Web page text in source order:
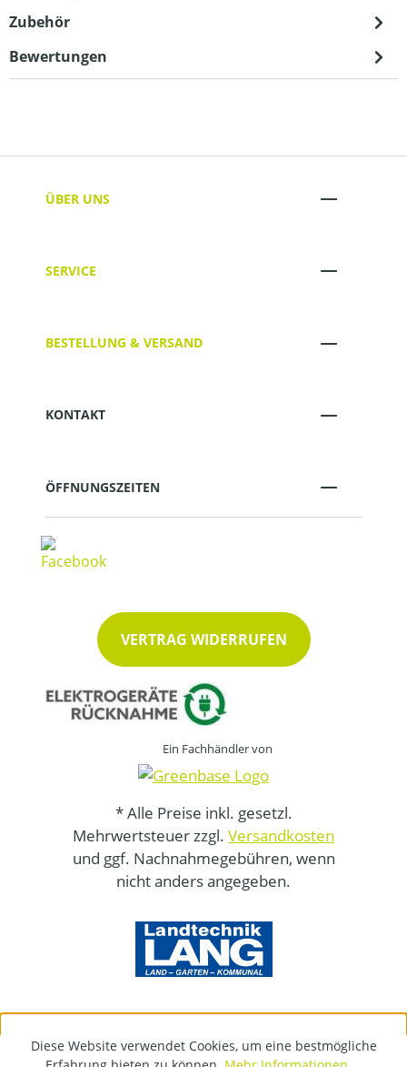
Zubehör
Bewertungen
ÜBER UNS
SERVICE
BESTELLUNG & VERSAND
KONTAKT
ÖFFNUNGSZEITEN
VERTRAG WIDERRUFEN
Ein Fachhändler von
* Alle Preise inkl. gesetzl.
Mehrwertsteuer zzgl. Versandkosten
und ggf. Nachnahmegebühren, wenn
nicht anders angegeben.
Diese Website verwendet Cookies, um eine bestmögliche